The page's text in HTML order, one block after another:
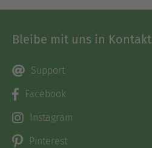
Bleibe mit uns in Kontakt
Support
Facebook
Instagram
Pinterest